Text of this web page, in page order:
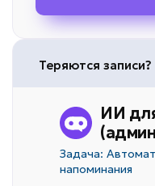
Теряются записи?
ИИ
Задача:
напоминания